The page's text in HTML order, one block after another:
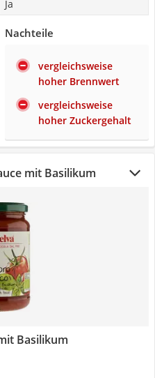
Ja
Nachteile
vergleichsweise
hoher Brennwert
vergleichsweise
hoher Zuckergehalt
mit Basilikum
Basilikum